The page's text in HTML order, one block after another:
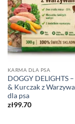
KARMA DLA PSA
DOGGY DELIGHTS
& Kurczak z
dla psa
zł99.70